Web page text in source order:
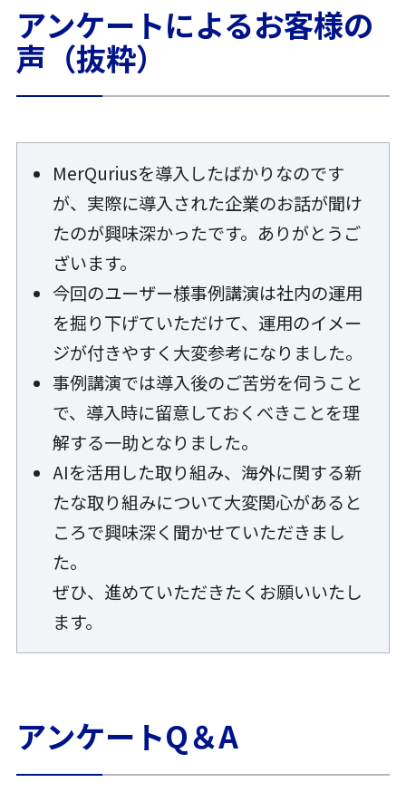
アンケートによるお客様の
声（抜粋）
MerQuriusを導入したばかりなのです
が、実際に導入された企業のお話が聞け
たのが興味深かったです。ありがとうご
ざいます。
今回のユーザー様事例講演は社内の運用
を掘り下げていただけて、運用のイメー
ジが付きやすく大変参考になりました。
事例講演では導入後のご苦労を伺うこと
で、導入時に留意しておくべきことを理
解する一助となりました。
AIを活用した取り組み、海外に関する新
たな取り組みについて大変関心があると
ころで興味深く聞かせていただきまし
た。
ぜひ、進めていただきたくお願いいたし
ます。
アンケートQ＆A